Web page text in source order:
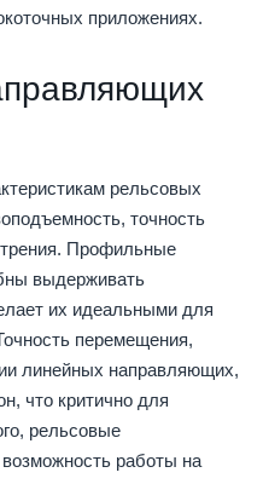
приложениях.
рельсовых
точность
Профильные
выдерживать
их идеальными для
перемещения,
линейных направляющих,
что критично для
рельсовые
работы на